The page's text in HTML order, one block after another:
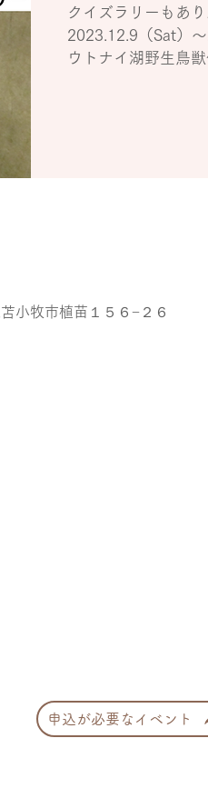
クイズラリーもあり
2023.12.9（Sat）
ウトナイ湖野生鳥
小牧市植苗１５６−２６
申込が必要なイベント